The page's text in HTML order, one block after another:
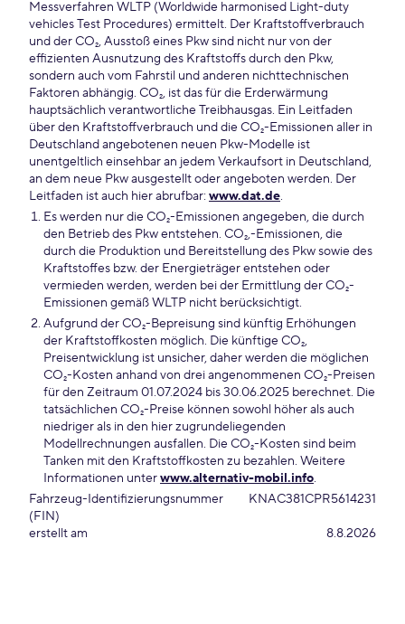
Messverfahren WLTP (Worldwide harmonised Light-duty
vehicles Test Procedures) ermittelt. Der Kraftstoffverbrauch
und der CO₂, Ausstoß eines Pkw sind nicht nur von der
effizienten Ausnutzung des Kraftstoffs durch den Pkw,
sondern auch vom Fahrstil und anderen nichttechnischen
Faktoren abhängig. CO₂, ist das für die Erderwärmung
hauptsächlich verantwortliche Treibhausgas. Ein Leitfaden
über den Kraftstoffverbrauch und die CO₂-Emissionen aller in
Deutschland angebotenen neuen Pkw-Modelle ist
unentgeltlich einsehbar an jedem Verkaufsort in Deutschland,
an dem neue Pkw ausgestellt oder angeboten werden. Der
Leitfaden ist auch hier abrufbar: www.dat.de.
Es werden nur die CO₂-Emissionen angegeben, die durch
den Betrieb des Pkw entstehen. CO₂,-Emissionen, die
durch die Produktion und Bereitstellung des Pkw sowie des
Kraftstoffes bzw. der Energieträger entstehen oder
vermieden werden, werden bei der Ermittlung der CO₂-
Emissionen gemäß WLTP nicht berücksichtigt.
Aufgrund der CO₂-Bepreisung sind künftig Erhöhungen
der Kraftstoffkosten möglich. Die künftige CO₂,
Preisentwicklung ist unsicher, daher werden die möglichen
CO₂-Kosten anhand von drei angenommenen CO₂-Preisen
für den Zeitraum 01.07.2024 bis 30.06.2025 berechnet. Die
tatsächlichen CO₂-Preise können sowohl höher als auch
niedriger als in den hier zugrundeliegenden
Modellrechnungen ausfallen. Die CO₂-Kosten sind beim
Tanken mit den Kraftstoffkosten zu bezahlen. Weitere
Informationen unterwww.alternativ-mobil.info.
Fahrzeug-Identifizierungsnummer
(FIN)
KNAC381CPR5614231
erstellt am 8.8.2026